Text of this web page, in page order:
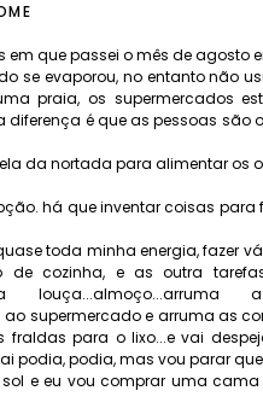
que passei o mês de agosto
se evaporou, no entanto não
praia, os supermercados
é que as pessoas são
da nortada para alimentar os
há que inventar coisas
toda minha energia, fazer
de cozinha, e as outra
a
supermercado e arruma as
para o lixo...e vai
podia, podia, mas vou parar
e eu vou comprar uma